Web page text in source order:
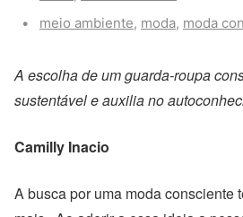
Tags:
meio ambiente, moda, moda
A escolha de um guarda-roupa
sustentável e auxilia no
Camilly Inacio
A busca por uma moda consciente